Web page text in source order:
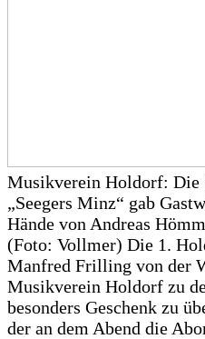
Musikverein Holdorf: Die
„Seegers Minz“ gab
Hände von Andreas
(Foto: Vollmer) Die 1.
Manfred Frilling von der
Musikverein Holdorf zu
besonders Geschenk zu
der an dem Abend die